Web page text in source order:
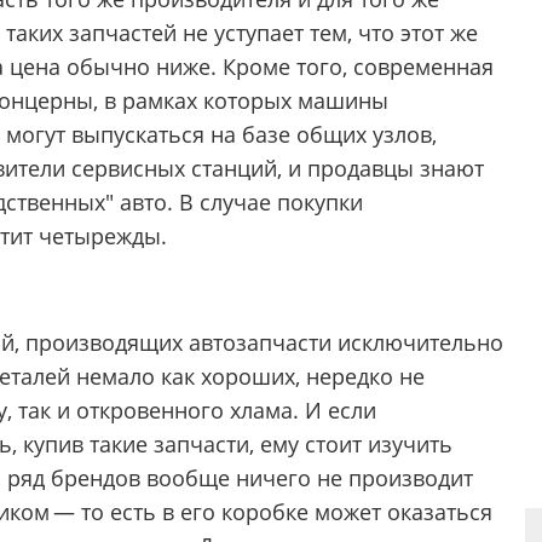
запчастей не уступает тем, что этот же
цена обычно ниже. Кроме того, современная
в рамках которых машины
выпускаться на базе общих узлов,
сервисных станций, и продавцы знают
авто. В случае покупки
четырежды.
производящих автозапчасти исключительно
немало как хороших, нередко не
и откровенного хлама. И если
такие запчасти, ему стоит изучить
брендов вообще ничего не производит
— то есть в его коробке может оказаться